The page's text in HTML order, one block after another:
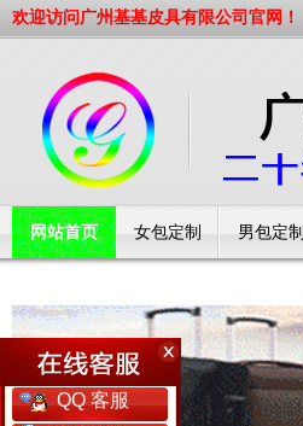
欢迎访问广州基基皮具有限公司官网！
网站首页 女包定制 男包定制
QQ 客服